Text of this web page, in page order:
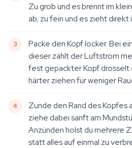
Zu grob und es brennt im
ab; zu fein und es zieht direkt
Packe den Kopf locker. Bei
dieser zählt der Luftstrom
fest gepackter Kopf drosselt
härter ziehen für weniger
Zünde den Rand des Kopfes
ziehe dabei sanft am
Anzünden holst du mehrere
statt alles auf einmal zu